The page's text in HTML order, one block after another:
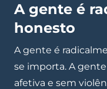
A gente é
honesto
A gente é
se importa. A
afetiva e sem